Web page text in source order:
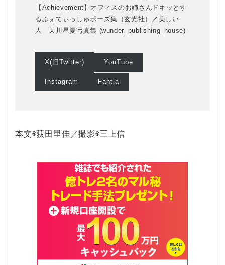
【Achievement】オフィスのお姉さんドキッとす
るふぇてぃっしゅポーズ集（玄光社）／美しい
人 天川星夏写真集 (wunder_publishing_house)
X(旧Twitter) YouTube
Instagram Fantia
本文◉荻田里佳／撮影◉三上信